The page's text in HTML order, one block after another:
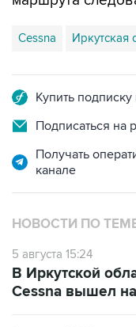
Cessna Иркутская
Купить
Подписаться на
Получать
канале
НОВОСТИ ПО
5 августа 15:24
В Иркутской
Cessna вышел